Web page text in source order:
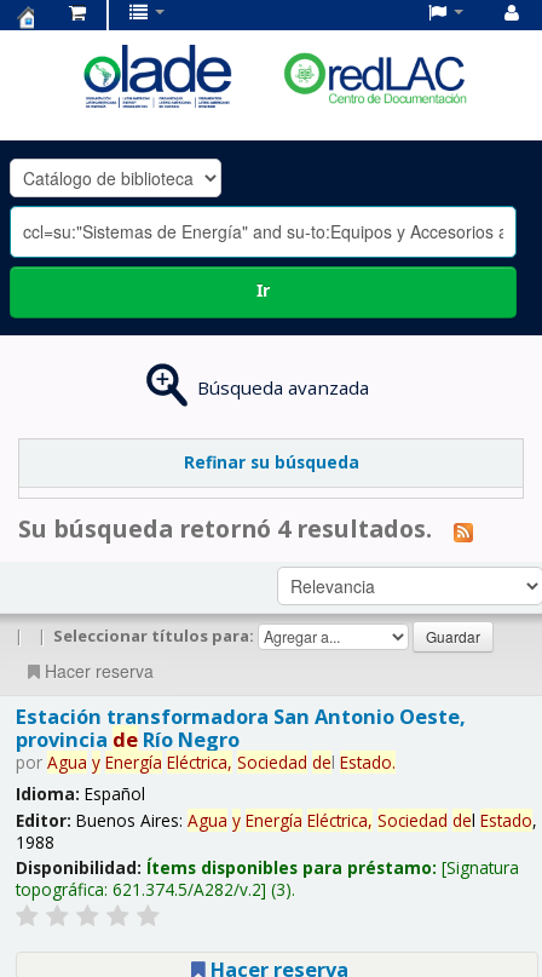
OLADE
-
Ir
Búsqueda avanzada
Refinar su búsqueda
Su búsqueda retornó 4 resultados.
| | Seleccionar títulos para:
Hacer reserva
Estación transformadora San Antonio Oeste,
provincia deRío Negro
por Agua y Energía Eléctrica, Sociedad del Estado.
Idioma: Español
Editor: Buenos Aires: Agua y Energía Eléctrica, Sociedad del Estado,
1988
Disponibilidad: Ítems disponibles para préstamo: Signatura
topográfica: 621.374.5/A282/v.2 (3).
Hacer reserva